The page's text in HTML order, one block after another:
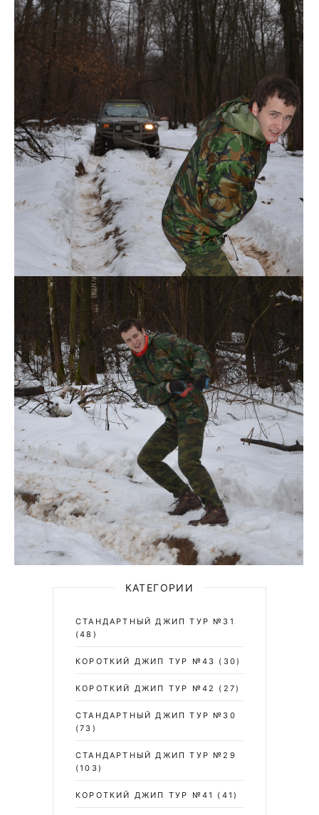
DSC_0129
DSC_0127
DSC_0126
КАТЕГОРИИ
СТАНДАРТНЫЙ ДЖИП ТУР №31
(48)
КОРОТКИЙ ДЖИП ТУР №43 (30)
КОРОТКИЙ ДЖИП ТУР №42 (27)
СТАНДАРТНЫЙ ДЖИП ТУР №30
(73)
СТАНДАРТНЫЙ ДЖИП ТУР №29
(103)
КОРОТКИЙ ДЖИП ТУР №41 (41)